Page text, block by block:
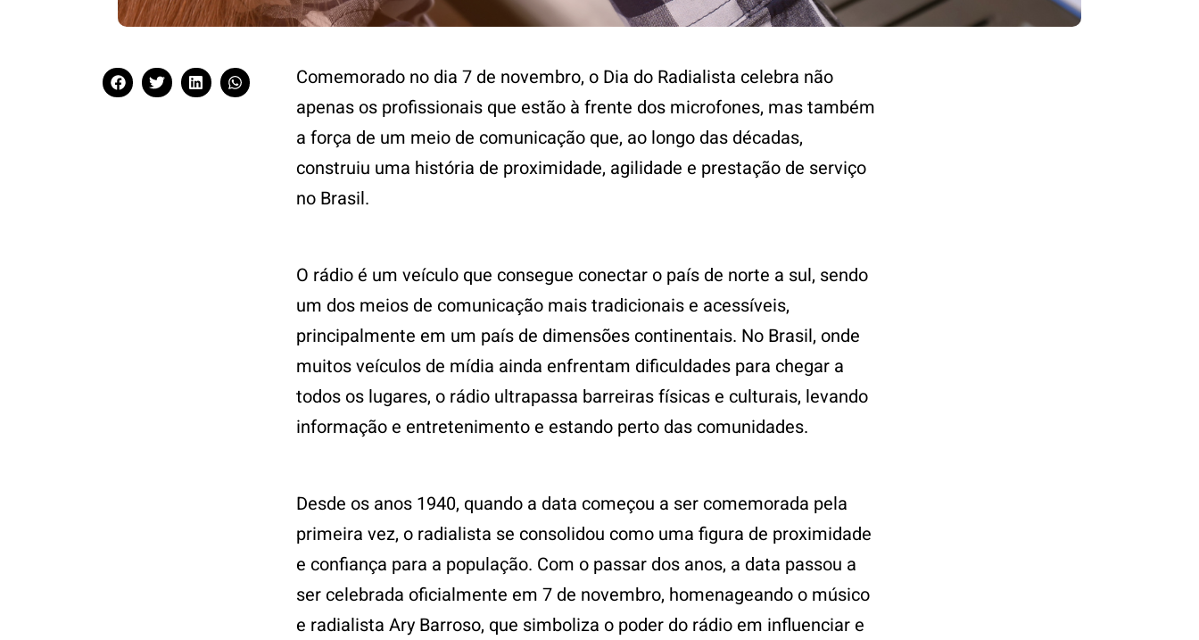
Comemorado no dia 7 de novembro, o Dia do Radialista celebra não
apenas os profissionais que estão à frente dos microfones, mas também
a força de um meio de comunicação que, ao longo das décadas,
construiu uma história de proximidade, agilidade e prestação de serviço
no Brasil.
O rádio é um veículo que consegue conectar o país de norte a sul, sendo
um dos meios de comunicação mais tradicionais e acessíveis,
principalmente em um país de dimensões continentais. No Brasil, onde
muitos veículos de mídia ainda enfrentam dificuldades para chegar a
todos os lugares, o rádio ultrapassa barreiras físicas e culturais, levando
informação e entretenimento e estando perto das comunidades.
Desde os anos 1940, quando a data começou a ser comemorada pela
primeira vez, o radialista se consolidou como uma figura de proximidade
e confiança para a população. Com o passar dos anos, a data passou a
ser celebrada oficialmente em 7 de novembro, homenageando o músico
e radialista Ary Barroso, que simboliza o poder do rádio em influenciar e